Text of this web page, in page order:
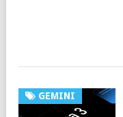
GEMINI